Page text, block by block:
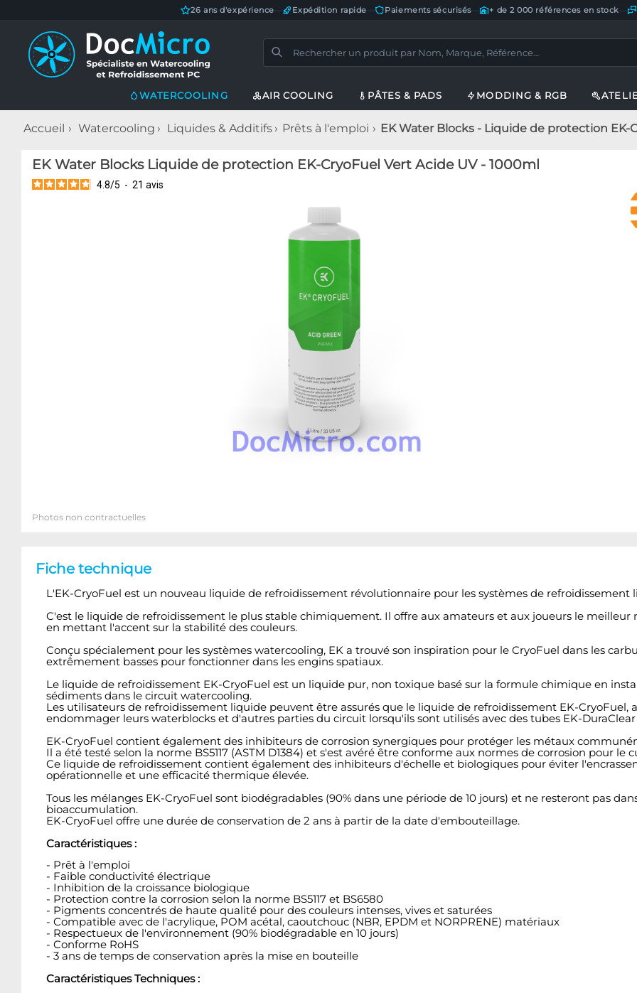
26 ans d'expérience Expédition rapide Paiements sécurisés— + de 2 000 références en stock
WATERCOOLING AIR COOLING PÂTES & PADS MODDING & RGB
Accueil Watercooling Liquides & Additifs Prêts à l'emploi EK Water Blocks - Liquide de protection EK-
EK Water Blocks Liquide de protection EK-CryoFuel Vert Acide UV - 1000ml
4.8/5 - 21 avis
Photos non contractuelles
Fiche technique
L'EK-CryoFuel est un nouveau liquide de refroidissement révolutionnaire pour les systèmes de refroidissement
C'est le liquide de refroidissement le plus stable chimiquement. Il offre aux amateurs et aux joueurs le
en mettant l'accent sur la stabilité des couleurs.
Conçu spécialement pour les systèmes watercooling, EK a trouvé son inspiration pour le CryoFuel dans les
extrêmement basses pour fonctionner dans les engins spatiaux.
Le liquide de refroidissement EK-CryoFuel est un liquide pur, non toxique basé sur la formule chimique en
sédiments dans le circuit watercooling.
Les utilisateurs de refroidissement liquide peuvent être assurés que le liquide de refroidissement EK-CryoFuel,
endommager leurs waterblocks et d'autres parties du circuit lorsqu'ils sont utilisés avec des tubes EK-DuraClear
EK-CryoFuel contient également des inhibiteurs de corrosion synergiques pour protéger les métaux
Il a été testé selon la norme BS5117 (ASTM D1384) et s'est avéré être conforme aux normes de corrosion pour
Ce liquide de refroidissement contient également des inhibiteurs d'échelle et biologiques pour éviter
opérationnelle et une efficacité thermique élevée.
Tous les mélanges EK-CryoFuel sont biodégradables (90% dans une période de 10 jours) et ne resteront pas
bioaccumulation.
EK-CryoFuel offre une durée de conservation de 2 ans à partir de la date d'embouteillage.
Caractéristiques :
- Prêt à l'emploi
- Faible conductivité électrique
- Inhibition de la croissance biologique
- Protection contre la corrosion selon la norme BS5117 et BS6580
- Pigments concentrés de haute qualité pour des couleurs intenses, vives et saturées
- Compatible avec de l'acrylique, POM acétal, caoutchouc (NBR, EPDM et NORPRENE) matériaux
- Respectueux de l'environnement (90% biodégradable en 10 jours)
- Conforme RoHS
- 3 ans de temps de conservation après la mise en bouteille
Caractéristiques Techniques :